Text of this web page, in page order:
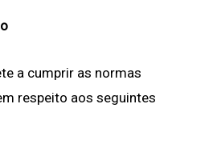
a cumprir as normas
respeito aos seguintes